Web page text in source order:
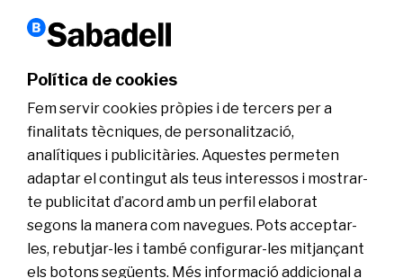
ACTUALITAT
Avís legal Política de cookies
Servei d’atenció al client
Informació al client
Seguretat MIFID
Política de cookies
Fem servir cookies pròpies i de tercers per a
finalitats tècniques, de personalització,
analítiques i publicitàries. Aquestes permeten
adaptar el contingut als teus interessos i mostrar-
te publicitat d’acord amb un perfil elaborat
segons la manera com navegues. Pots acceptar-
les, rebutjar-les i també configurar-les mitjançant
els botons següents. Més informació addicional a